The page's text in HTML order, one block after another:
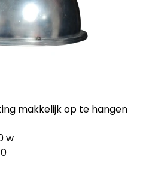
makkelijk op te hangen
w